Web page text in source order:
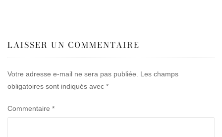
l’article
LAISSER UN COMMENTAIRE
Votre adresse e-mail ne sera pas publiée.
Les champs
obligatoires sont indiqués avec *
Commentaire *